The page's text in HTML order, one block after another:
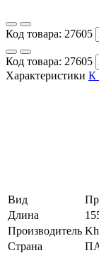
Код товара: 27605
Код товара: 27605
Характеристики К
Вид
Длина
Производитель
Страна